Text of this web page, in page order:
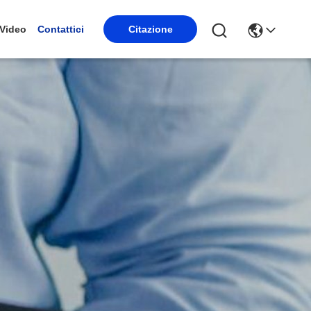
Video Contattici Citazione